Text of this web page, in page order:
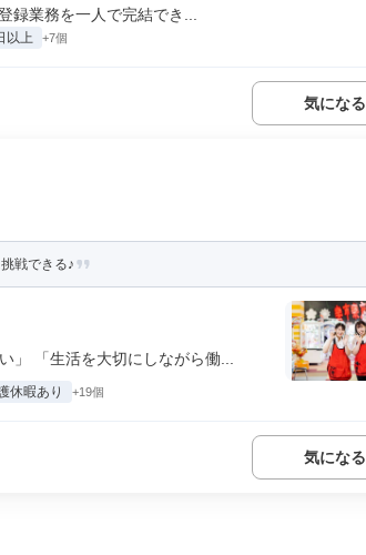
録業務を一人で完結でき...
以上 +7個
気になる
戦できる♪
」 「生活を大切にしながら働...
休暇あり +19個
気になる